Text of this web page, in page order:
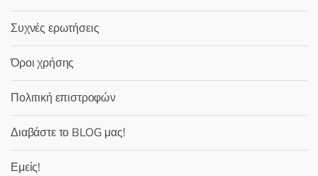
Συχνές ερωτήσεις
Όροι χρήσης
Πολιτική επιστροφών
Διαβάστε το BLOG μας!
Εμείς!